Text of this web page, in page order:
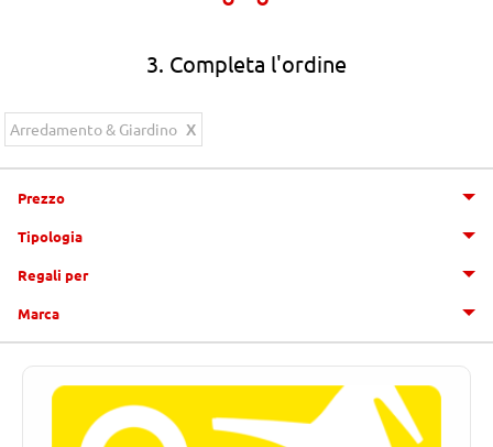
3. Completa l'ordine
Arredamento & Giardino
Prezzo
Tipologia
Regali per
Marca